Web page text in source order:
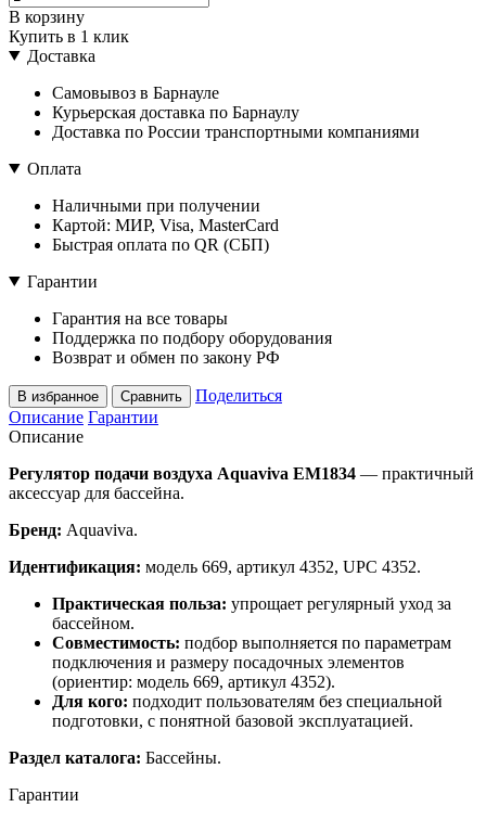
В корзину
Купить в 1 клик
Доставка
Самовывоз в Барнауле
Курьерская доставка по Барнаулу
Доставка по России транспортными компаниями
Оплата
Наличными при получении
Картой: МИР, Visa, MasterCard
Быстрая оплата по QR (СБП)
Гарантии
Гарантия на все товары
Поддержка по подбору оборудования
Возврат и обмен по закону РФ
В избранное Сравнить
Поделиться
Описание Гарантии
Описание
Регулятор подачи воздуха Aquaviva EM1834 — практичный
аксессуар для бассейна.
Бренд: Aquaviva.
Идентификация: модель 669, артикул 4352, UPC 4352.
Практическая польза: упрощает регулярный уход за
бассейном.
Совместимость: подбор выполняется по параметрам
подключения и размеру посадочных элементов
(ориентир: модель 669, артикул 4352).
Для кого: подходит пользователям без специальной
подготовки, с понятной базовой эксплуатацией.
Раздел каталога: Бассейны.
Гарантии